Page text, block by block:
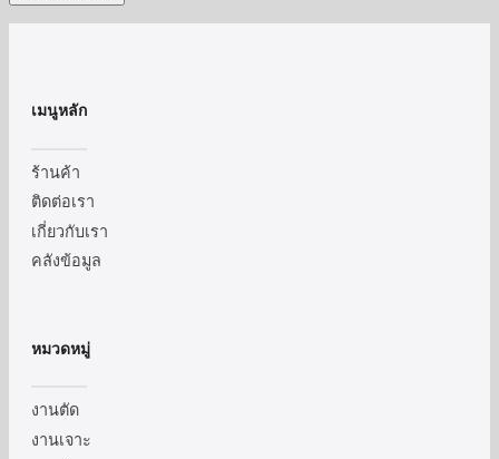
เมนูหลัก
ร้านค้า
ติดต่อเรา
เกี่ยวกับเรา
คลังข้อมูล
หมวดหมู่
งานตัด
งานเจาะ